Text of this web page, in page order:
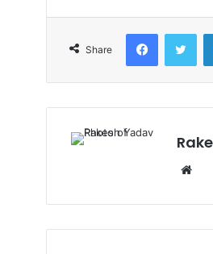
Share
b
s